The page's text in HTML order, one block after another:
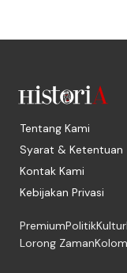
Tentang Kami
Syarat & Ketentuan
Kontak Kami
Kebijakan Privasi
PremiumPolitikKultur
Lorong ZamanKolom